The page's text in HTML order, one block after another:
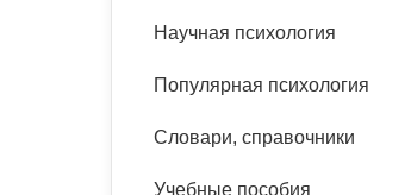
психотерапии
Классический, эриксоновский
психоанализ
Научная психология
Популярная психология
Словари, справочники
Учебные пособия